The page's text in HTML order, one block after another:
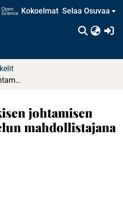
Kokoelmat Selaa Osuvaa
Paradoksit julkisen johtamisen uudelleenajattelun mahdollistajana
johtamisen
mahdollistajana